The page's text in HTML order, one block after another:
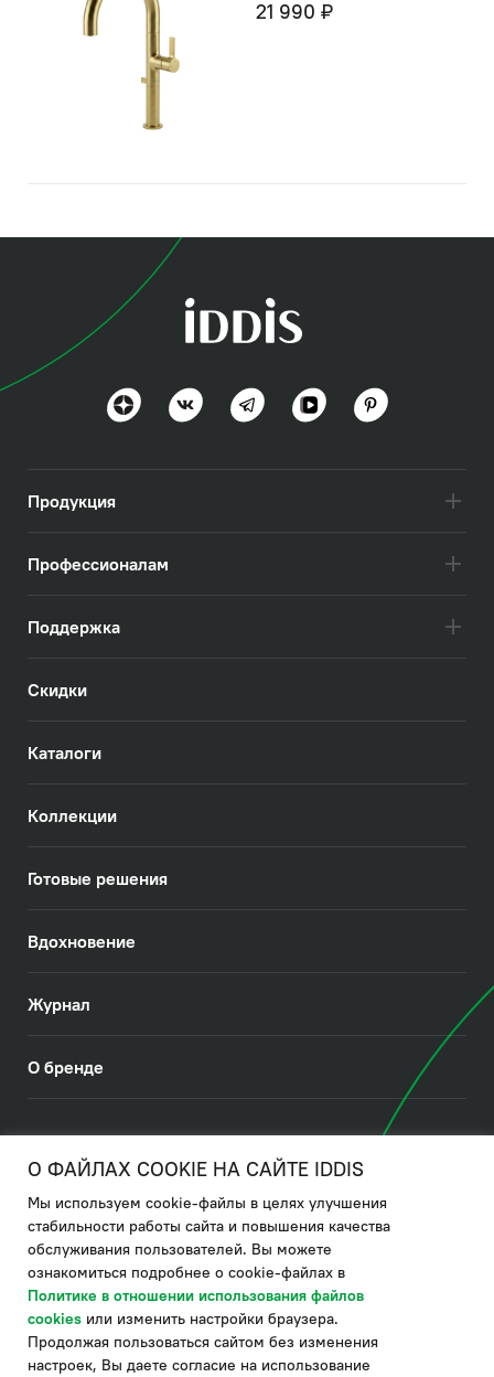
21 990 ₽
Продукция
Профессионалам
Поддержка
Скидки
Каталоги
Коллекции
Готовые решения
Вдохновение
Журнал
О бренде
Политика в отношении использования файлов cookies
Политика обработки ПДн
Политика в области управления цепочкой поставки
по системе "НСЛС"
Производитель оставляет за собой право в любой момент
вносить изменения в комплектацию, дизайн и характеристики
О ФАЙЛАХ COOKIE НА САЙТЕ IDDIS
Мы используем cookie-файлы в целях улучшения
стабильности работы сайта и повышения качества
обслуживания пользователей. Вы можете
ознакомиться подробнее о cookie-файлах в
Политике в отношении использования файлов
cookies или изменить настройки браузера.
Продолжая пользоваться сайтом без изменения
настроек, Вы даете согласие на использование